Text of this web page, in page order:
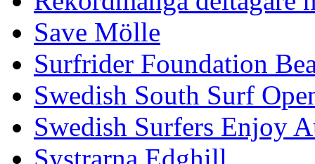
Save Mölle
Surfrider Foundation
Swedish South Surf
Swedish Surfers Enjoy